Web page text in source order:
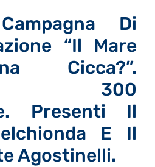
Di
“Il Mare
Cicca?”.
300
Presenti Il
E Il
Agostinelli.